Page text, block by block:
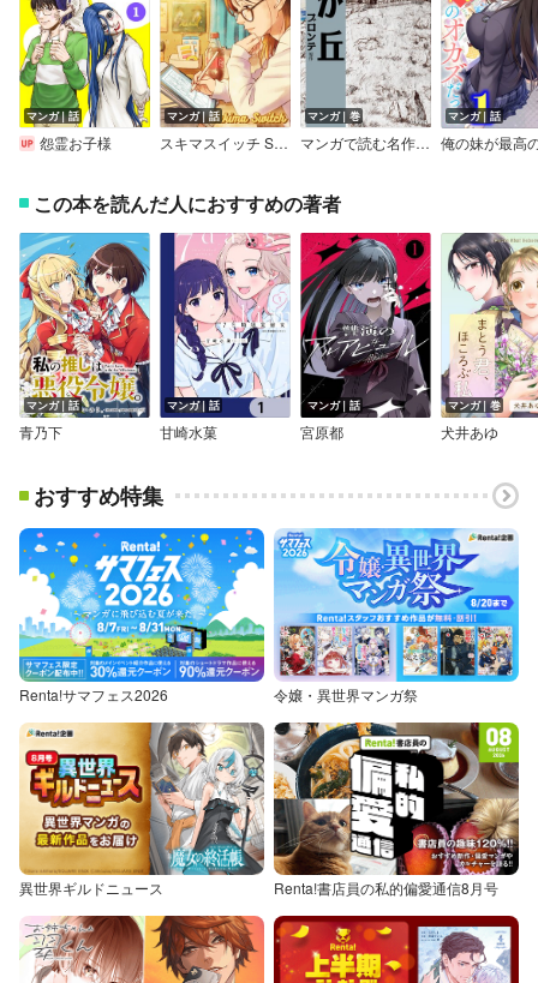
マンガ｜話
怨霊お子様
マンガ｜話
スキマスイッチ Soundtrack －瞳に映るのは過去－
マンガ｜巻
マンガで読む名作 嵐が丘
マンガ｜話
この本を読んだ人におすすめの著者
マンガ｜話
青乃下
マンガ｜話
甘崎水菓
マンガ｜話
宮原都
マンガ｜巻
犬井あゆ
おすすめ特集
Renta!サマフェス2026 令嬢・異世界マンガ祭
異世界ギルドニュース Renta!書店員の私的偏愛通信8月号